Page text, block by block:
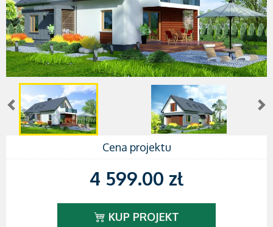
Cena projektu
4 599.00 zł
KUP PROJEKT